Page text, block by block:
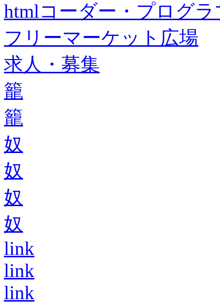
htmlコーダー・プログラ
フリーマーケット広場
求人・募集
籠
籠
奴
奴
奴
奴
link
link
link